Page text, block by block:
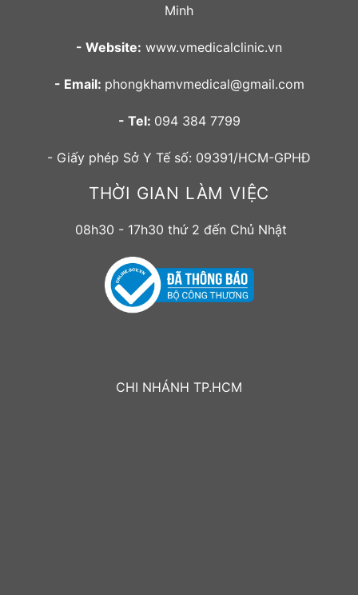
Minh
- Website: www.vmedicalclinic.vn
- Email: phongkhamvmedical@gmail.com
- Tel: 094 384 7799
- Giấy phép Sở Y Tế số: 09391/HCM-GPHĐ
THỜI GIAN LÀM VIỆC
08h30 - 17h30 thứ 2 đến Chủ Nhật
CHI NHÁNH TP.HCM